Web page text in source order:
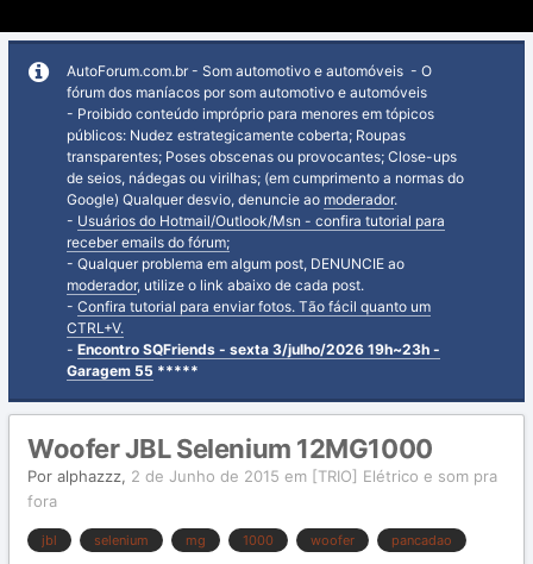
AutoForum.com.br - Som automotivo e automóveis - O
fórum dos maníacos por som automotivo e automóveis
- Proibido conteúdo impróprio para menores em tópicos
públicos: Nudez estrategicamente coberta; Roupas
transparentes; Poses obscenas ou provocantes; Close-ups
de seios, nádegas ou virilhas; (em cumprimento a normas do
Google) Qualquer desvio, denuncie ao moderador.
- Usuários do Hotmail/Outlook/Msn - confira tutorial para
receber emails do fórum;
- Qualquer problema em algum post, DENUNCIE ao
moderador, utilize o link abaixo de cada post.
- Confira tutorial para enviar fotos. Tão fácil quanto um
CTRL+V.
- Encontro SQFriends - sexta 3/julho/2026 19h~23h -
Garagem 55 *****
Woofer JBL Selenium 12MG1000
Por alphazzz, 2 de Junho de 2015 em [TRIO] Elétrico e som pra
fora
jbl selenium mg 1000 woofer pancadao